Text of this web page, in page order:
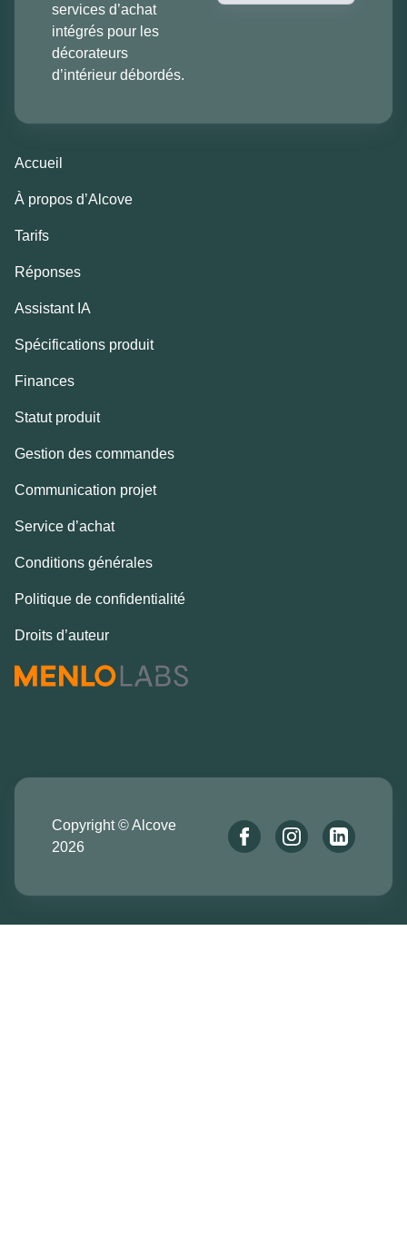
services d’achat
intégrés pour les
décorateurs
d’intérieur débordés.
Accueil
À propos d’Alcove
Tarifs
Réponses
Assistant IA
Spécifications produit
Finances
Statut produit
Gestion des commandes
Communication projet
Service d’achat
Conditions générales
Politique de confidentialité
Droits d’auteur
Copyright © Alcove
2026